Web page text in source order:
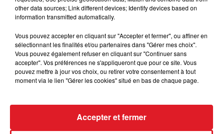
other data sources; Link different devices; Identify devices based on
information transmitted automatically.
Vous pouvez accepter en cliquant sur "Accepter et fermer", ou affiner en
sélectionnant les finalités et/ou partenaires dans "Gérer mes choix".
Vous pouvez également refuser en cliquant sur "Continuer sans
accepter". Vos préférences ne s'appliqueront que pour ce site. Vous
pouvez mettre à jour vos choix, ou retirer votre consentement à tout
moment via le lien "Gérer les cookies" situé en bas de chaque page.
Accepter et fermer